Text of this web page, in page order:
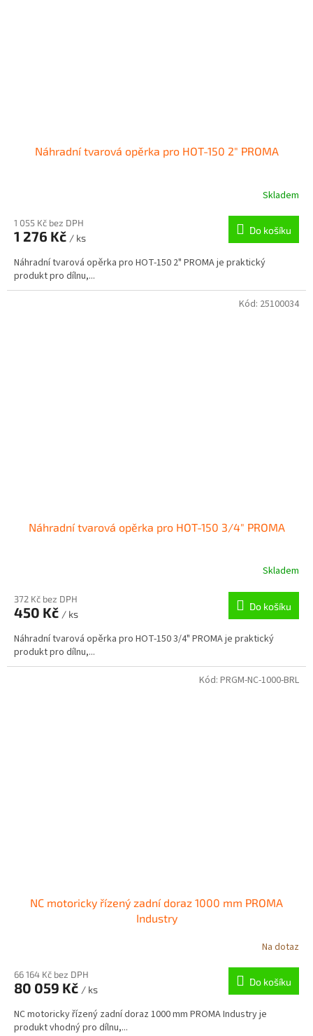
Náhradní tvarová opěrka pro HOT-150 2" PROMA
Skladem
1 055 Kč bez DPH
1 276 Kč / ks
Do košíku
Náhradní tvarová opěrka pro HOT-150 2" PROMA je praktický
produkt pro dílnu,...
Náhradní tvarová opěrka pro HOT-150 3/4" PROMA
Skladem
372 Kč bez DPH
450 Kč / ks
Do košíku
Náhradní tvarová opěrka pro HOT-150 3/4" PROMA je praktický
produkt pro dílnu,...
Kód: 25100034
NC motoricky řízený zadní doraz 1000 mm PROMA
Industry
Na dotaz
66 164 Kč bez DPH
80 059 Kč / ks
Do košíku
NC motoricky řízený zadní doraz 1000 mm PROMA Industry je
produkt vhodný pro dílnu,...
Kód: PRGM-NC-1000-BRL